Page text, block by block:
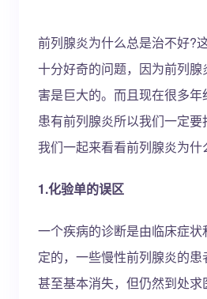
前列腺炎为什么总是治不好?
十分好奇的问题，因为前列
害是巨大的。而且现在很多
患有前列腺炎所以我们一定
我们一起来看看前列腺炎为什
1.化验单的误区
一个疾病的诊断是由临床症
定的，一些慢性前列腺炎的
甚至基本消失，但仍然到处